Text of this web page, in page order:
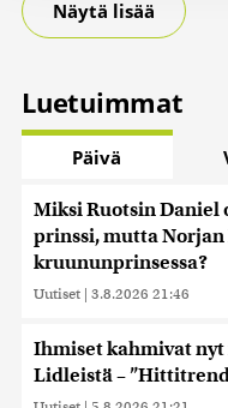
jaamme sosiaalisen
alan kumppaneillemme
kerätty, kun olet
saatetaan myös siirtää
Näytä lisää
Luetuimmat
Päivä
Miksi Ruotsin Daniel
prinssi, mutta
kruununprinsessa?
Uutiset | 3.8.2026 21:46
Ihmiset kahmivat
Lidleistä –